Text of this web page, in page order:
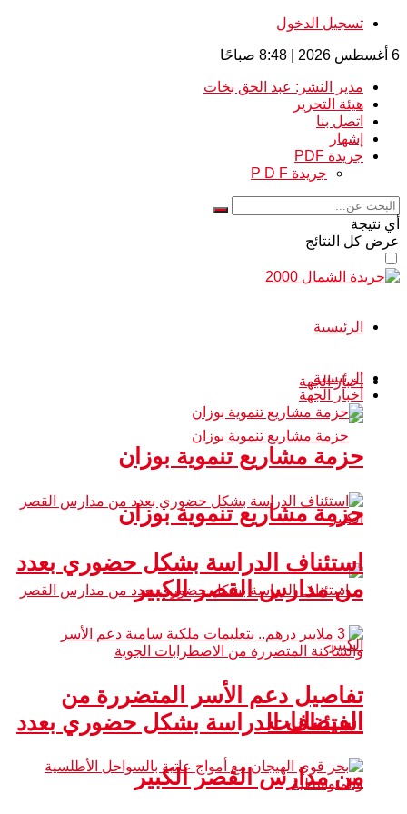
تسجيل الدخول
6 أغسطس 2026 | 8:48 صباحًا
مدير النشر: عبد الحق بخات
هيئة التحرير
اتصل بنا
إشهار
جريدة PDF
جريدة P D F
أي نتيجة
عرض كل النتائج
الرئيسية
أخبار الجهة
حزمة مشاريع تنموية بوزان
استئناف الدراسة بشكل حضوري بعدد
من مدارس القصر الكبير
الرئيسية
أخبار الجهة
حزمة مشاريع تنموية بوزان
استئناف الدراسة بشكل حضوري بعدد
من مدارس القصر الكبير
تفاصيل دعم الأسر المتضررة من
الفيضانات